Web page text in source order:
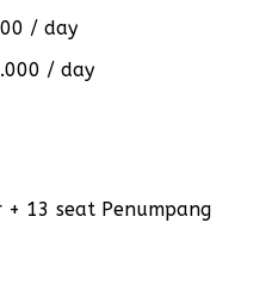
/ day
/ day
+ 13 seat Penumpang